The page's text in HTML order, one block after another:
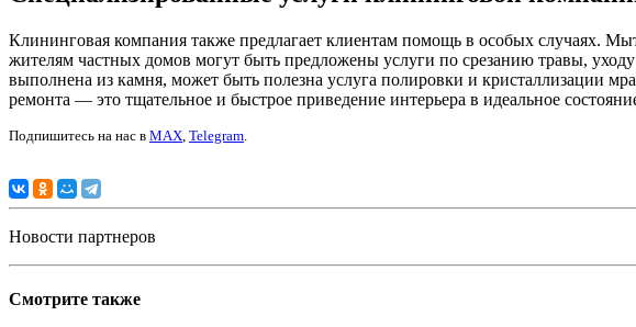
Клининговая компания также предлагает клиентам помощь в особых случаях.
жителям частных домов могут быть предложены услуги по срезанию травы,
выполнена из камня, может быть полезна услуга полировки и кристаллизации
ремонта — это тщательное и быстрое приведение интерьера в идеальное
Подпишитесь на нас в MAX Telegram
Новости партнеров
Смотрите также